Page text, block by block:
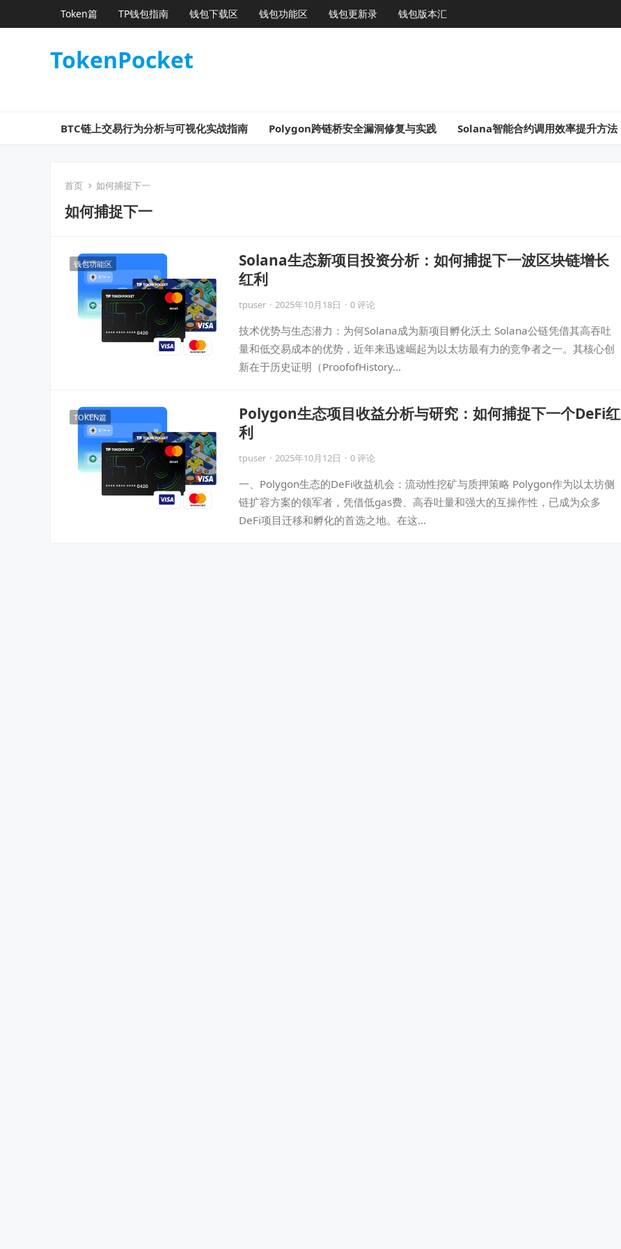
Token篇 TP钱包指南 钱包下载区 钱包功能区 钱包更新录 钱包版本汇
TokenPocket
BTC链上交易行为分析与可视化实战指南 Polygon跨链桥安全漏洞修复与实践 Solana智能合约调用效率提升方法
首页 如何捕捉下一
如何捕捉下一
钱包功能区
Solana生态新项目投资分析：如何捕捉下一波区块链增长
红利
tpuser · 2025年10月18日 · 0 评论
技术优势与生态潜力：为何Solana成为新项目孵化沃土 Solana公链凭借其高吞吐
量和低交易成本的优势，近年来迅速崛起为以太坊最有力的竞争者之一。其核心创
新在于历史证明（ProofofHistory…
TOKEN篇
Polygon生态项目收益分析与研究：如何捕捉下一个DeFi红
利
tpuser · 2025年10月12日 · 0 评论
一、Polygon生态的DeFi收益机会：流动性挖矿与质押策略 Polygon作为以太坊侧
链扩容方案的领军者，凭借低gas费、高吞吐量和强大的互操作性，已成为众多
DeFi项目迁移和孵化的首选之地。在这…